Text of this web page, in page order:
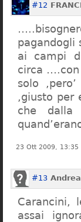
#12
pagandogli
ai campi
circa
solo
,giusto per
che dalla
23 Ott 2009, 13:35
#13
Carancini,
assai